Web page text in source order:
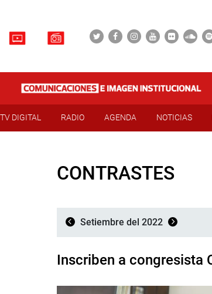
TV DIGITAL RADIO AGENDA NOTICIAS
CONTRASTES
Setiembre del 2022
Inscriben a congresista